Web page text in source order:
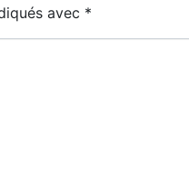
avec *